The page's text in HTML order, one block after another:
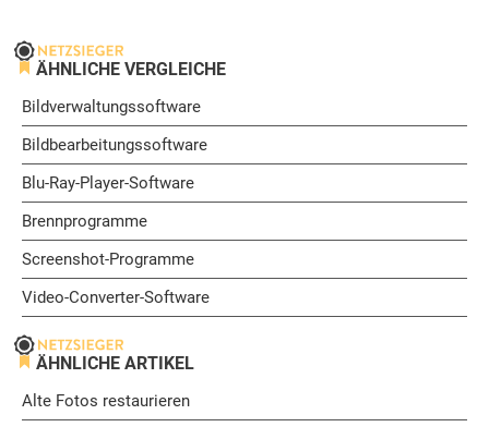
ÄHNLICHE VERGLEICHE
Bildverwaltungssoftware
Bildbearbeitungssoftware
Blu-Ray-Player-Software
Brennprogramme
Screenshot-Programme
Video-Converter-Software
ÄHNLICHE ARTIKEL
Alte Fotos restaurieren